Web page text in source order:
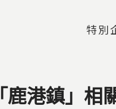
特別
「鹿港鎮」相